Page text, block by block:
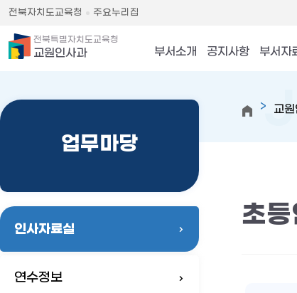
전북자치도교육청 주요누리집
전북특별자치도교육청
교원인사과 부서소개 공지사항 부서자
업무마당
인사자료실
연수정보
교
초